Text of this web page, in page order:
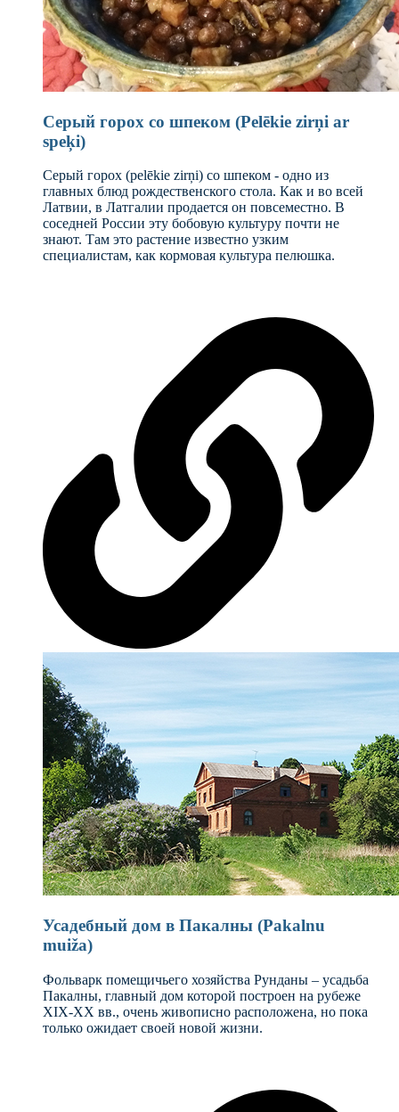
Серый горох со шпеком (Pelēkie zirņi ar
speķi)
Серый горох (pelēkie zirņi) со шпеком - одно из
главных блюд рождественского стола. Как и во всей
Латвии, в Латгалии продается он повсеместно. В
соседней России эту бобовую культуру почти не
знают. Там это растение известно узким
специалистам, как кормовая культура пелюшка.
Усадебный дом в Пакалны (Pakalnu
muiža)
Фольварк помещичьего хозяйства Рунданы – усадьба
Пакалны, главный дом которой построен на рубеже
XIX-XX вв., очень живописно расположена, но пока
только ожидает своей новой жизни.